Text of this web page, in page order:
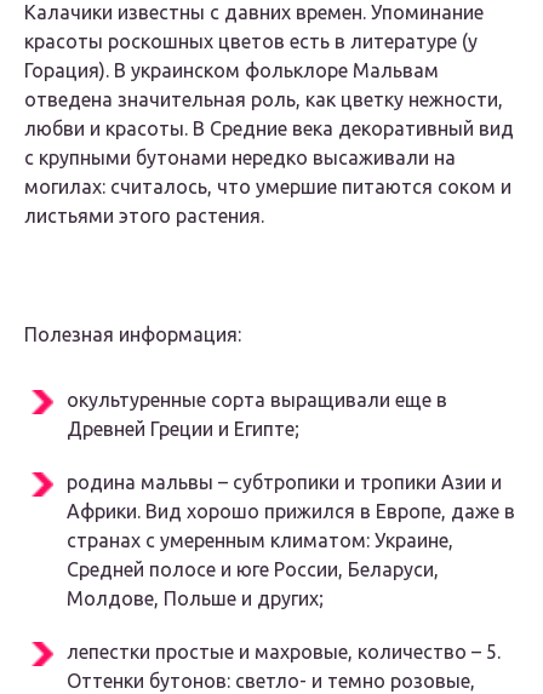
Калачики известны с давних времен. Упоминание
красоты роскошных цветов есть в литературе (у
Горация). В украинском фольклоре Мальвам
отведена значительная роль, как цветку нежности,
любви и красоты. В Средние века декоративный вид
с крупными бутонами нередко высаживали на
могилах: считалось, что умершие питаются соком и
листьями этого растения.
Полезная информация:
окультуренные сорта выращивали еще в
Древней Греции и Египте;
родина мальвы – субтропики и тропики Азии и
Африки. Вид хорошо прижился в Европе, даже в
странах с умеренным климатом: Украине,
Средней полосе и юге России, Беларуси,
Молдове, Польше и других;
лепестки простые и махровые, количество – 5.
Оттенки бутонов: светло- и темно розовые,